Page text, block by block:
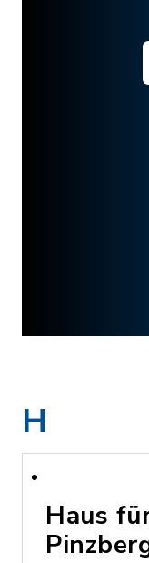
H
Haus